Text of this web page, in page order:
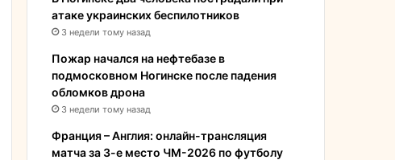
атаке украинских беспилотников
3 недели тому назад
Пожар начался на нефтебазе в
подмосковном Ногинске после падения
обломков дрона
3 недели тому назад
Франция – Англия: онлайн-трансляция
матча за 3-е место ЧМ-2026 по футболу